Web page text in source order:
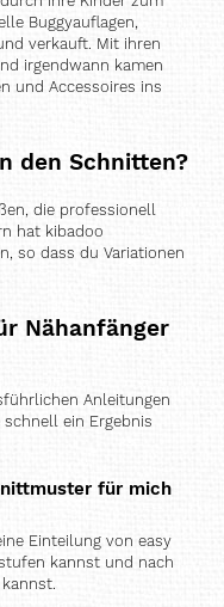
Buggyauflagen,
verkauft. Mit ihren
irgendwann kamen
und Accessoires ins
den Schnitten?
die professionell
hat kibadoo
so dass du Variationen
Nähanfänger
Anleitungen
ein Ergebnis
für mich
Einteilung von easy
kannst und nach